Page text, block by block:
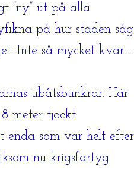
”ny” ut på alla
på hur staden såg
Inte så mycket kvar…
ubåtsbunkrar. Här
meter tjockt
enda som var helt efter
nu krigsfartyg.